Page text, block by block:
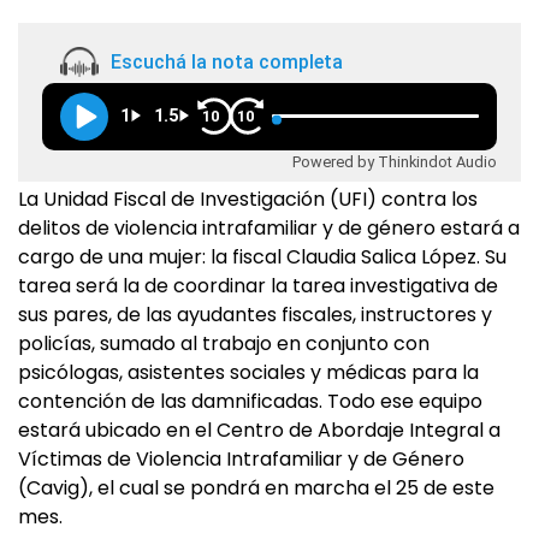
Escuchá la nota completa
1 1.5 10 10
Powered by Thinkindot Audio
La Unidad Fiscal de Investigación (UFI) contra los
delitos de violencia intrafamiliar y de género estará a
cargo de una mujer: la fiscal Claudia Salica López. Su
tarea será la de coordinar la tarea investigativa de
sus pares, de las ayudantes fiscales, instructores y
policías, sumado al trabajo en conjunto con
psicólogas, asistentes sociales y médicas para la
contención de las damnificadas. Todo ese equipo
estará ubicado en el Centro de Abordaje Integral a
Víctimas de Violencia Intrafamiliar y de Género
(Cavig), el cual se pondrá en marcha el 25 de este
mes.